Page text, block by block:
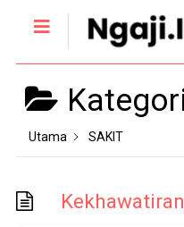
Utama SAKIT